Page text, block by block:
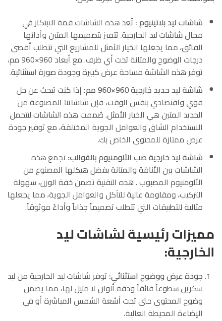
شاشات ليد بلاتينيوم : تُعد هذه الشاشات قمة الابتكار في
مجال شاشات ليد الخارجية. تتميز بتصميمها المتين وأدائها
الفائق، مما يجعلها الخيار الأمثل للمشاريع التي تتطلب أقصى
درجات الوضوح والمتانة تحت أي ظرف. مع أبعاد 960×960 مم،
توفر هذه الشاشة مساحة عرض كبيرة وجودة صورة استثنائية.
شاشة ليد حديد خارجية 960×960 مم:
إذا كنت تبحث عن حل
قوي واقتصادي بنفس الوقت، فإن شاشاتنا المصنوعة من
الحديد المتين هي الخيار الأمثل. صُممت هذه الشاشات لتتحمل
الاستخدام الشاق والعوامل الجوية المختلفة، مع توفير جودة
عرض ممتازة للمحتوى الخاص بك.
شاشة ليد خارجية صب الألومنيوم بالقوالب: تجمع هذه
الشاشات بين الأناقة والمتانة بفضل هيكلها المصنوع من
الألومنيوم المصبوب . هذه التقنية تضمن خفة الوزن، سهولة
التركيب، ومقاومة عالية للتآكل والعوامل الجوية، مما يجعلها
مثالية للتطبيقات التي تتطلب تصميماً جذاباً وأداءً موثوقاً.
مميزات رئيسية لشاشات ليد
الخارجية:
جودة عرض ووضوح استثنائي: توفر شاشات ليد الخارجية من ليد
سكرين سطوعاً فائقاً ودقة ألوان لا مثيل لها، مما يضمن
وضوح المحتوى حتى تحت أشعة الشمس المباشرة أو في
الإضاءة المحيطة العالية.